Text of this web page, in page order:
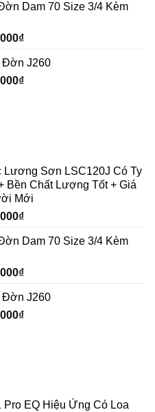
Dam 70 Size 3/4 Kèm
₫
Đờn J260
₫
Lương Sơn LSC120J Có Ty
Bền Chất Lượng Tốt + Giá
Mới
₫
Dam 70 Size 3/4 Kèm
₫
Đờn J260
₫
Pro EQ Hiệu Ứng Có Loa